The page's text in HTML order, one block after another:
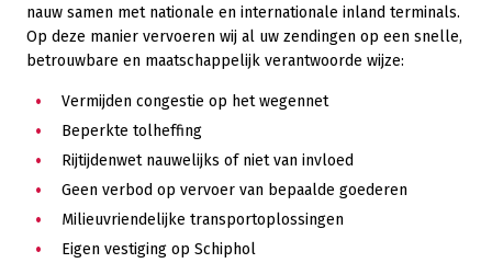
nauw samen met nationale en internationale inland terminals.
Op deze manier vervoeren wij al uw zendingen op een snelle,
betrouwbare en maatschappelijk verantwoorde wijze:
Vermijden congestie op het wegennet
Beperkte tolheffing
Rijtijdenwet nauwelijks of niet van invloed
Geen verbod op vervoer van bepaalde goederen
Milieuvriendelijke transportoplossingen
Eigen vestiging op Schiphol